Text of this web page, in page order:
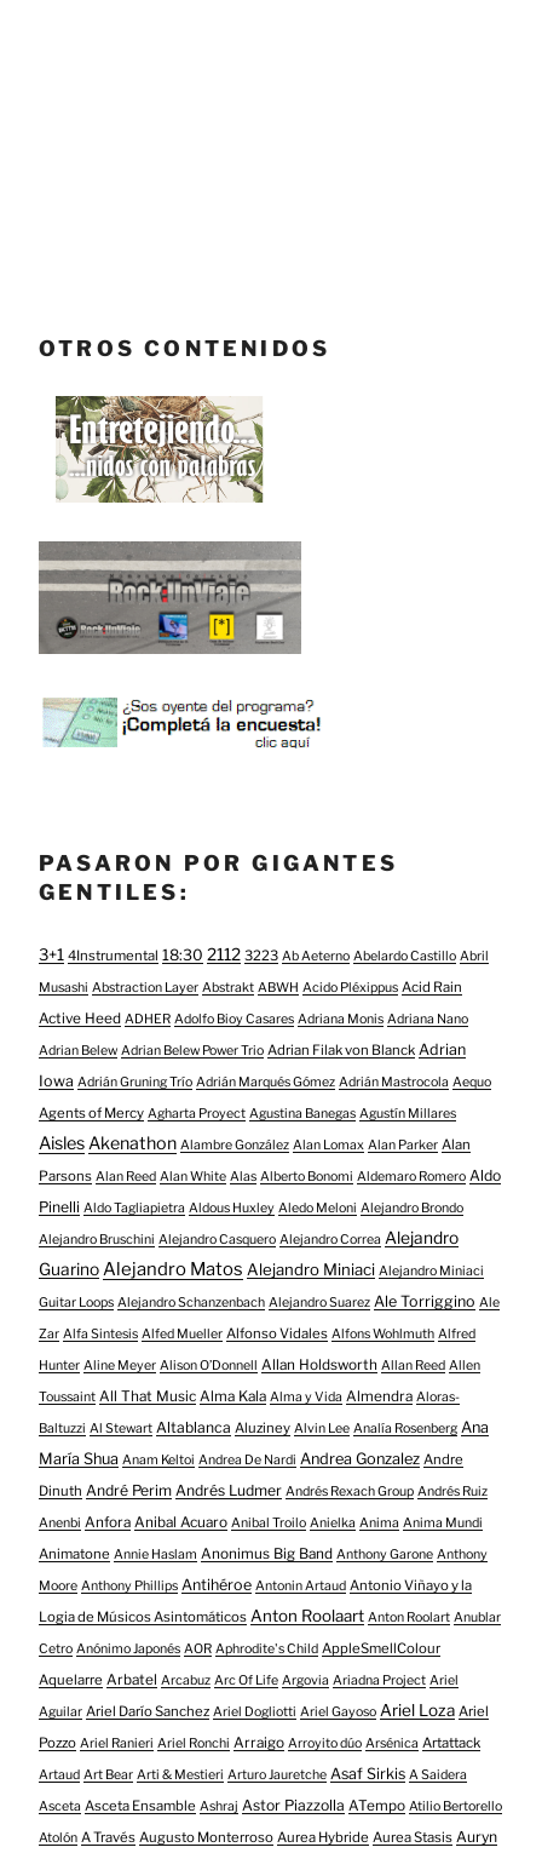
OTROS CONTENIDOS
PASARON POR GIGANTES
GENTILES:
3+1 4Instrumental 18:30 2112 3223 Ab Aeterno Abelardo Castillo Abril
Musashi Abstraction Layer Abstrakt ABWH Acido Pléxippus Acid Rain
Active Heed ADHER Adolfo Bioy Casares Adriana Monis Adriana Nano
Adrian Belew Adrian Belew Power Trio Adrian Filak von Blanck Adrian
Iowa Adrián Gruning Trío Adrián Marqués Gómez Adrián Mastrocola Aequo
Agents of Mercy Agharta Proyect Agustina Banegas Agustín Millares
AislesAkenathon Alambre González Alan Lomax Alan Parker Alan
Parsons Alan Reed Alan White Alas Alberto Bonomi Aldemaro Romero Aldo
Pinelli Aldo Tagliapietra Aldous Huxley Aledo Meloni Alejandro Brondo
Alejandro Bruschini Alejandro Casquero Alejandro Correa Alejandro
GuarinoAlejandro Matos Alejandro Miniaci Alejandro Miniaci
Guitar Loops Alejandro Schanzenbach Alejandro Suarez Ale Torriggino Ale
Zar Alfa Sintesis Alfed Mueller Alfonso Vidales Alfons Wohlmuth Alfred
Hunter Aline Meyer Alison O​’​Donnell Allan Holdsworth Allan Reed Allen
Toussaint All That Music Alma Kala Alma y Vida Almendra Aloras-
Baltuzzi Al Stewart Altablanca Aluziney Alvin Lee Analía Rosenberg Ana
María Shua Anam Keltoi Andrea De Nardi Andrea Gonzalez Andre
Dinuth André Perim Andrés Ludmer Andrés Rexach Group Andrés Ruiz
Anenbi Anfora Anibal Acuaro Anibal Troilo Anielka Anima Anima Mundi
Animatone Annie Haslam Anonimus Big Band Anthony Garone Anthony
Moore Anthony Phillips Antihéroe Antonin Artaud Antonio Viñayo y la
Logia de Músicos Asintomáticos Anton Roolaart Anton Roolart Anublar
Cetro Anónimo Japonés AOR Aphrodite's Child AppleSmellColour
Aquelarre Arbatel Arcabuz Arc Of Life Argovia Ariadna Project Ariel
Aguilar Ariel Darío Sanchez Ariel Dogliotti Ariel Gayoso Ariel Loza Ariel
Pozzo Ariel Ranieri Ariel Ronchi Arraigo Arroyito dúo Arsénica Artattack
Artaud Art Bear Arti & Mestieri Arturo Jauretche Asaf Sirkis A Saidera
Asceta Asceta Ensamble Ashraj Astor Piazzolla ATempo Atilio Bertorello
Atolón A Través Augusto Monterroso Aurea Hybride Aurea Stasis Auryn